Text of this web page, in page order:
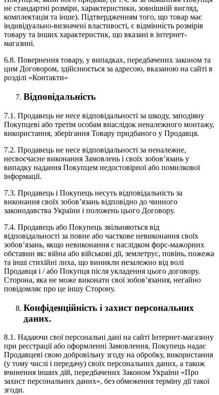
не стандартні розміри, характеристики, зовнішній вигляд,
комплектація та інше). Підтвердженням того, що товар має
індивідуально-визначені властивості, є відмінність розмірів
товару та інших характеристик, що вказані в інтернет-
магазині.
6.8. Повернення товару, у випадках, передбачених законом та
цим Договором, здійснюється за адресою, вказаною на сайті в
розділі «Контакти»
Відповідальність
7.1. Продавець не несе відповідальності за шкоду, заподіяну
Покупцеві або третім особам внаслідок неналежного монтажу,
використання, зберігання Товару придбаного у Продавця.
7.2. Продавець не несе відповідальності за неналежне,
несвоєчасне виконання Замовлень і своїх зобов’язань у
випадку надання Покупцем недостовірної або помилкової
інформації.
7.3. Продавець і Покупець несуть відповідальність за
виконання своїх зобов’язань відповідно до чинного
законодавства України і положень цього Договору.
7.4. Продавець або Покупець звільняються від
відповідальності за повне або часткове невиконання своїх
зобов’язань, якщо невиконання є наслідком форс-мажорних
обставин як: війна або військові дії, землетрус, повінь, пожежа
та інші стихійні лиха, що виникли незалежно від волі
Продавця і / або Покупця після укладення цього договору.
Сторона, яка не може виконати свої зобов’язання, негайно
повідомляє про це іншу Сторону.
Конфіденційність і захист персональних
даних.
8.1. Надаючи свої персональні дані на сайті Інтернет-магазину
при реєстрації або оформленні Замовлення, Покупець надає
Продавцеві свою добровільну згоду на обробку, використання
(у тому числі і передачу) своїх персональних даних, а також
вчинення інших дій, передбачених Законом України «Про
захист персональних даних», без обмеження терміну дії такої
згоди.